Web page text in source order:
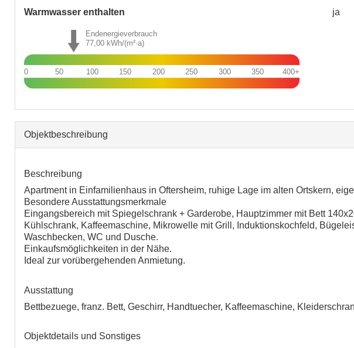
Warmwasser enthalten
ja
0 50 100 150 200 250 300 350 400+
Endenergieverbrauch
77,00 kWh/(m²·a)
Objekt­beschreibung
Beschreibung
Apartment in Einfamilienhaus in Oftersheim, ruhige Lage im alten Ortskern,
Besondere Ausstattungsmerkmale
Eingangsbereich mit Spiegelschrank + Garderobe, Hauptzimmer mit Bett
Kühlschrank, Kaffeemaschine, Mikrowelle mit Grill, Induktionskochfeld,
Waschbecken, WC und Dusche.
Einkaufsmöglichkeiten in der Nähe.
Ideal zur vorübergehenden Anmietung.
Ausstattung
Bettbezuege, franz. Bett, Geschirr, Handtuecher, Kaffeemaschine,
Objektdetails und Sonstiges